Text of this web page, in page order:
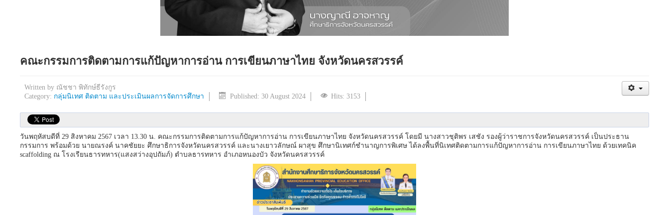
คณะกรรมการติดตามการแก้ปัญหาการอ่าน การเขียนภาษาไทย จังหวัดนครสวรรค์
Written by ณัชชา พิทักษ์ธีรังกูร
Category: กลุ่มนิเทศ ติดตาม และประเมินผลการจัดการศึกษา Published: 30 August 2024 Hits: 3153
วันพฤหัสบดีที่ 29 สิงหาคม 2567 เวลา 13.30 น. คณะกรรมการติดตามการแก้ปัญหาการอ่าน การเขียนภาษาไทย จังหวัดนครสวรรค์ โดยมี นางสาวชุติพร เสชัง รองผู้ว่าราชการจังหวัดนครสวรรค์ เป็นประธาน
กรรมการ พร้อมด้วย นายณรงค์ นาคชัยยะ ศึกษาธิการจังหวัดนครสวรรค์ และนางเยาวลักษณ์ ผาสุข ศึกษานิเทศก์ชำนาญการพิเศษ ได้ลงพื้นที่นิเทศติดตามการแก้ปัญหาการอ่าน การเขียนภาษาไทย ด้วยเทคนิค
scaffolding ณ โรงเรียนธารทหาร(แสงสว่างอุปถัมภ์) ตำบลธารทหาร อำเภอหนองบัว จังหวัดนครสวรรค์